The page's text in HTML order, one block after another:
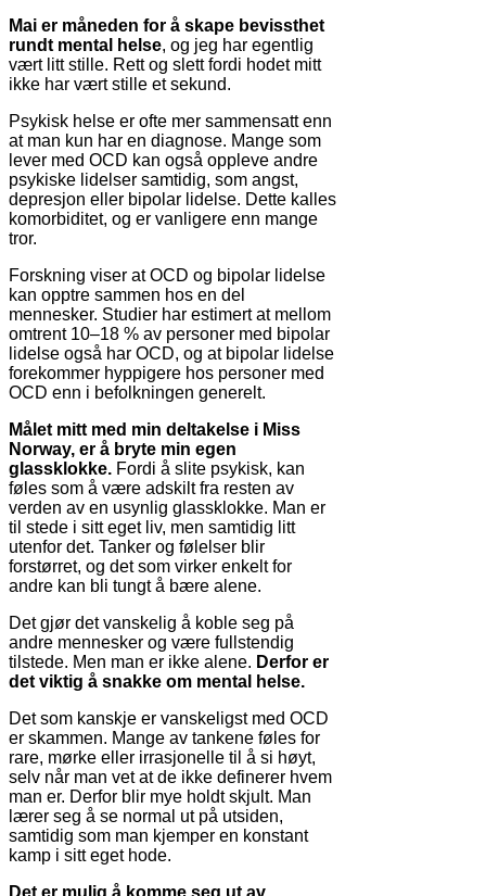
Mai er måneden for å skape bevissthet
rundt mental helse, og jeg har egentlig
vært litt stille. Rett og slett fordi hodet mitt
ikke har vært stille et sekund.
Psykisk helse er ofte mer sammensatt enn
at man kun har en diagnose. Mange som
lever med OCD kan også oppleve andre
psykiske lidelser samtidig, som angst,
depresjon eller bipolar lidelse. Dette kalles
komorbiditet, og er vanligere enn mange
tror.
Forskning viser at OCD og bipolar lidelse
kan opptre sammen hos en del
mennesker. Studier har estimert at mellom
omtrent 10–18 % av personer med bipolar
lidelse også har OCD, og at bipolar lidelse
forekommer hyppigere hos personer med
OCD enn i befolkningen generelt.
Målet mitt med min deltakelse i Miss
Norway, er å bryte min egen
glassklokke. Fordi å slite psykisk, kan
føles som å være adskilt fra resten av
verden av en usynlig glassklokke. Man er
til stede i sitt eget liv, men samtidig litt
utenfor det. Tanker og følelser blir
forstørret, og det som virker enkelt for
andre kan bli tungt å bære alene.
Det gjør det vanskelig å koble seg på
andre mennesker og være fullstendig
tilstede. Men man er ikke alene. Derfor er
det viktig å snakke om mental helse.
Det som kanskje er vanskeligst med OCD
er skammen. Mange av tankene føles for
rare, mørke eller irrasjonelle til å si høyt,
selv når man vet at de ikke definerer hvem
man er. Derfor blir mye holdt skjult. Man
lærer seg å se normal ut på utsiden,
samtidig som man kjemper en konstant
kamp i sitt eget hode.